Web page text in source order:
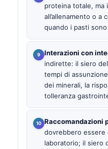
proteina totale, ma
all’allenamento o a
quando i pasti
Interazioni con
indirette: il siero
tempi di
dei minerali, la
tolleranza
Raccomandazioni
dovrebbero essere
laboratorio; il siero